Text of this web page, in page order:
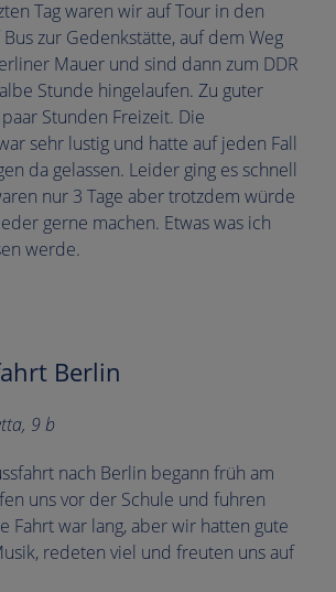
Tag waren wir auf Tour in den
zur Gedenkstätte, auf dem Weg
Mauer und sind dann zum DDR
Stunde hingelaufen. Zu guter
Stunden Freizeit. Die
sehr lustig und hatte auf jeden Fall
da gelassen. Leider ging es schnell
nur 3 Tage aber trotzdem würde
gerne machen. Etwas was ich
werde.
Berlin
9 b
nach Berlin begann früh am
uns vor der Schule und fuhren
Fahrt war lang, aber wir hatten gute
redeten viel und freuten uns auf